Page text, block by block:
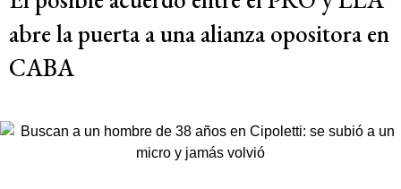
abre la puerta a una alianza opositora en
CABA